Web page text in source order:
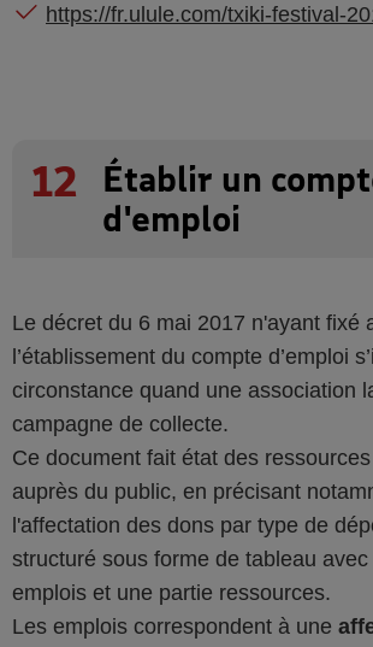
https://fr.ulule.com/txiki-festival-
12
Établir un
d'emploi
Le décret du 6 mai 2017 n'ayant fixé
l’établissement du compte d’emploi
circonstance quand une association
campagne de collecte.
Ce document fait état des
auprès du public, en précisant
l'affectation des dons par type de
structuré sous forme de tableau
emplois et une partie ressources.
Les emplois correspondent à une